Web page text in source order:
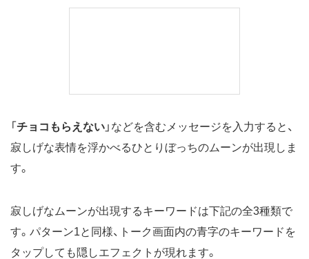
「 チョコもらえない 」などを含むメッセージを入力すると、
寂しげな表情を浮かべるひとりぼっちのムーンが出現しま
す。
寂しげなムーンが出現するキーワードは下記の全3種類で
す。パターン1と同様、トーク画面内の青字のキーワードを
タップしても隠しエフェクトが現れます。